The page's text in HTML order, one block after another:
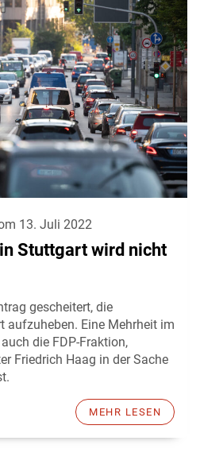
13. Juli 2022
Stuttgart wird nicht
gescheitert, die
aufzuheben. Eine Mehrheit im
die FDP-Fraktion,
Friedrich Haag in der Sache
MEHR LESEN